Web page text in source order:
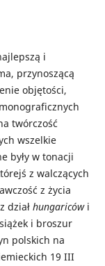
i
przynoszącą
objętości,
twórczość
wszelkie
były w tonacji
z walczących
z życia
dział hungariców i
i broszur
polskich na
19 III